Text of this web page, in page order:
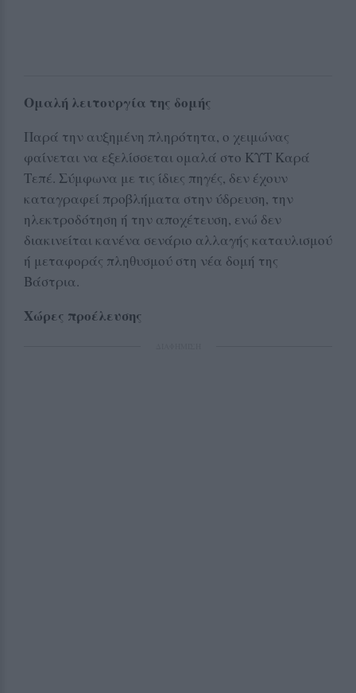
Ομαλή λειτουργία της δομής
Παρά την αυξημένη πληρότητα, ο χειμώνας
φαίνεται να εξελίσσεται ομαλά στο ΚΥΤ Καρά
Τεπέ. Σύμφωνα με τις ίδιες πηγές, δεν έχουν
καταγραφεί προβλήματα στην ύδρευση, την
ηλεκτροδότηση ή την αποχέτευση, ενώ δεν
διακινείται κανένα σενάριο αλλαγής καταυλισμού
ή μεταφοράς πληθυσμού στη νέα δομή της
Βάστρια.
Χώρες προέλευσης